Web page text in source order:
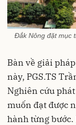
Ðắk Nông đặt mục
Bàn về giải
này, PGS.TS
Nghiên cứu
muốn đạt được
hành từng